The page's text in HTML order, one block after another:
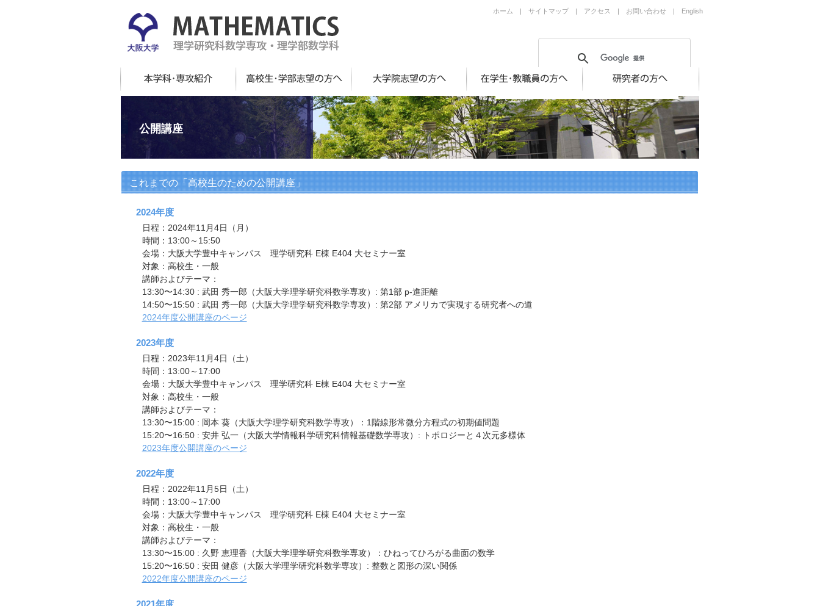
ホーム | サイトマップ | アクセス | お問い合わせ | English
公開講座
これまでの「高校生のための公開講座」
2024年度
日程：2024年11月4日（月）
時間：13:00～15:50
会場：大阪大学豊中キャンパス 理学研究科 E棟 E404 大セミナー室
対象：高校生・一般
講師およびテーマ：
13:30〜14:30 : 武田 秀一郎（大阪大学理学研究科数学専攻）: 第1部 p-進距離
14:50〜15:50 : 武田 秀一郎（大阪大学理学研究科数学専攻）: 第2部 アメリカで実現する研究者への道
2024年度公開講座のページ
2023年度
日程：2023年11月4日（土）
時間：13:00～17:00
会場：大阪大学豊中キャンパス 理学研究科 E棟 E404 大セミナー室
対象：高校生・一般
講師およびテーマ：
13:30〜15:00 : 岡本 葵（大阪大学理学研究科数学専攻）：1階線形常微分方程式の初期値問題
15:20〜16:50 : 安井 弘一（大阪大学情報科学研究科情報基礎数学専攻）: トポロジーと４次元多様体
2023年度公開講座のページ
2022年度
日程：2022年11月5日（土）
時間：13:00～17:00
会場：大阪大学豊中キャンパス 理学研究科 E棟 E404 大セミナー室
対象：高校生・一般
講師およびテーマ：
13:30〜15:00 : 久野 恵理香（大阪大学理学研究科数学専攻）：ひねってひろがる曲面の数学
15:20〜16:50 : 安田 健彦（大阪大学理学研究科数学専攻）: 整数と図形の深い関係
2022年度公開講座のページ
2021年度